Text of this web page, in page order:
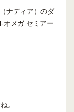
ナディア）のダ
オメガ セミアー
。